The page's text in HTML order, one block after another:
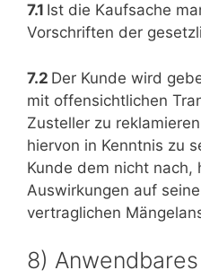
7.1 Ist die Kaufsache
Vorschriften der
7.2 Der Kunde wird
mit offensichtlichen
Zusteller zu
hiervon in Kenntnis zu
Kunde dem nicht nach,
Auswirkungen auf
vertraglichen
8)